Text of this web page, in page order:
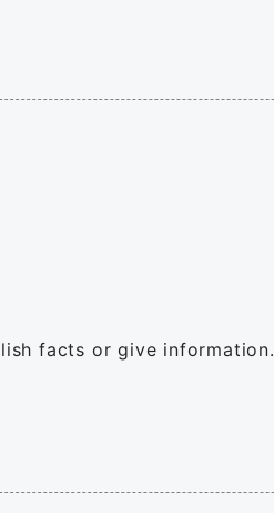
facts or give information.